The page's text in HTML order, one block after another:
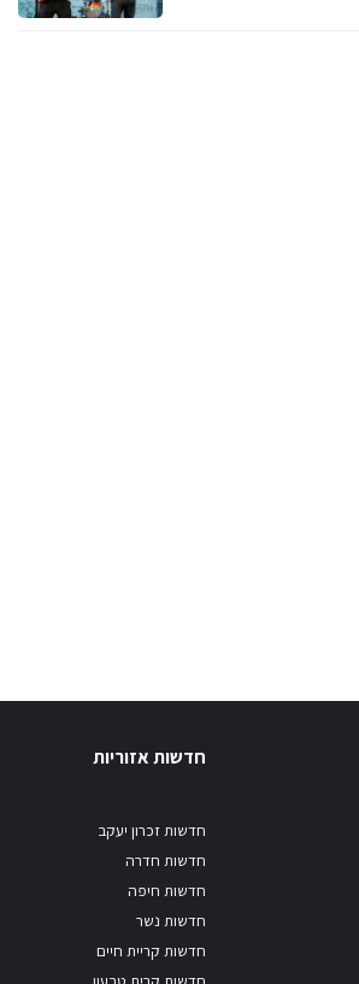
חדשות אזוריות
חדשות זכרון יעקב
חדשות חדרה
חדשות חיפה
חדשות נשר
חדשות קריית חיים